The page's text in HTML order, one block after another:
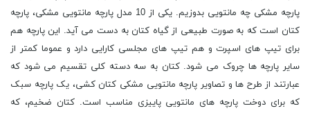
پارچه مشکی چه مانتویی بدوزیم. یکی از 10 مدل پارچه مانتویی مشکی، پارچه
کتان است که به صورت طبیعی از گیاه کتان به دست می آید. این پارچه هم
برای تیپ های اسپرت و هم تیپ های مجلسی کارایی دارد و عموما کمتر از
سایر پارچه ها چروک می شود. کتان به سه دسته کلی تقسیم می شود که
عبارتند از طرح ها و تصاویر پارچه مانتویی مشکی کتان کشی، یک پارچه سبک
که برای دوخت پارچه های مانتویی پاییزی مناسب است. کتان ضخیم، که